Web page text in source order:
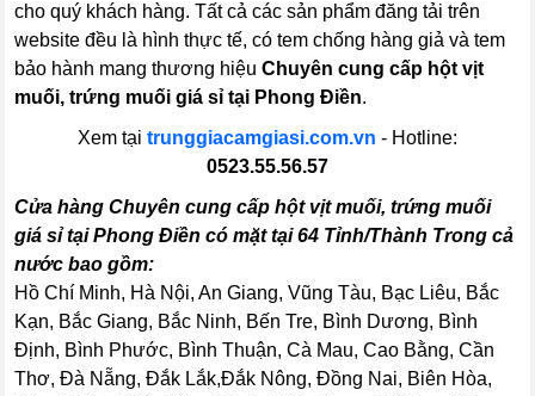
cho quý khách hàng. Tất cả các sản phẩm đăng tải trên
website đều là hình thực tế, có tem chống hàng giả và tem
bảo hành mang thương hiệuChuyên cung cấp hột vịt
muối, trứng muối giá sỉ tại Phong Điền.
Xem tại trunggiacamgiasi.com.vn - Hotline:
0523.55.56.57
Cửa hàng Chuyên cung cấp hột vịt muối, trứng muối
giá sỉ tại Phong Điền có mặt tại 64 Tỉnh/Thành Trong cả
nước bao gồm:
Hồ Chí Minh, Hà Nội, An Giang, Vũng Tàu, Bạc Liêu, Bắc
Kạn, Bắc Giang, Bắc Ninh, Bến Tre, Bình Dương, Bình
Định, Bình Phước, Bình Thuận, Cà Mau, Cao Bằng, Cần
Thơ, Đà Nẵng, Đắk Lắk,Đắk Nông, Đồng Nai, Biên Hòa,